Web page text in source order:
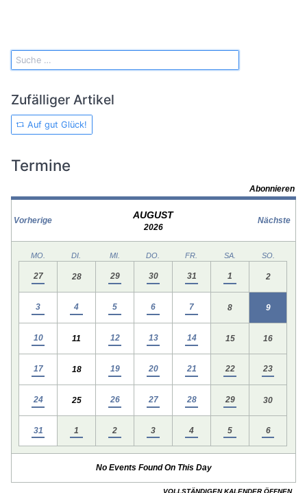
Zufälliger Artikel
Auf gut Glück!
Termine